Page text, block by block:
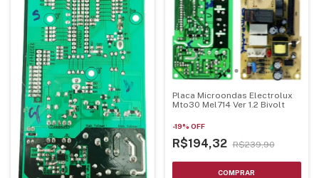
Placa Microondas Electrolux
Mto30 Mel714 Ver 1.2 Bivolt
-19% OFF
R$194,32 R$239,90